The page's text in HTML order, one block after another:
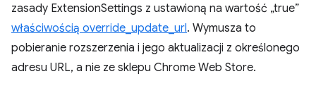
zasady ExtensionSettings z ustawioną na wartość „true”
właściwością override_update_url. Wymusza to
pobieranie rozszerzenia i jego aktualizacji z określonego
adresu URL, a nie ze sklepu Chrome Web Store.